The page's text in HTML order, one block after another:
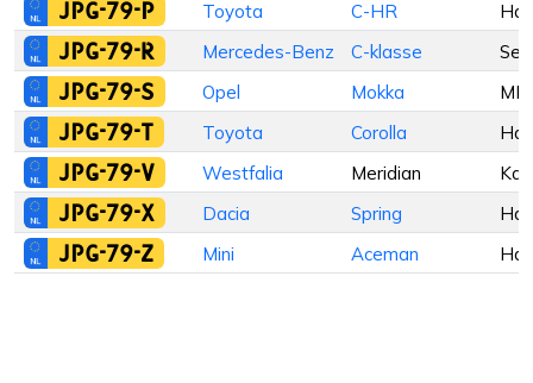
JPG-79-P Toyota C-HR
JPG-79-R Mercedes-Benz C-klasse
JPG-79-S Opel Mokka
JPG-79-T Toyota Corolla
JPG-79-V Westfalia Meridian
JPG-79-X Dacia Spring
JPG-79-Z Mini Aceman